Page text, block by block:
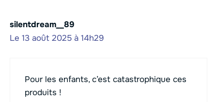
silentdream__89
Le 13 août 2025 à 14h29
Pour les enfants, c’est catastrophique ces
produits !